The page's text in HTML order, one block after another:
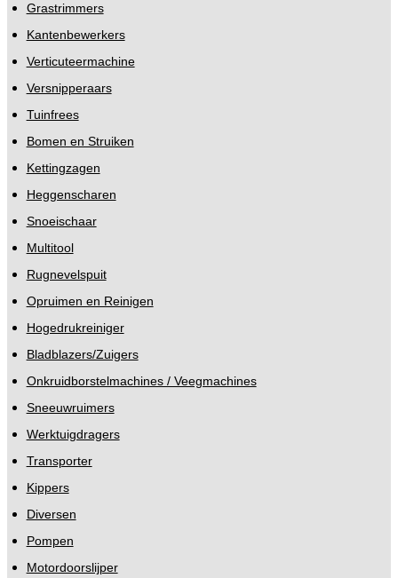
Grastrimmers
Kantenbewerkers
Verticuteermachine
Versnipperaars
Tuinfrees
Bomen en Struiken
Kettingzagen
Heggenscharen
Snoeischaar
Multitool
Rugnevelspuit
Opruimen en Reinigen
Hogedrukreiniger
Bladblazers/Zuigers
Onkruidborstelmachines / Veegmachines
Sneeuwruimers
Werktuigdragers
Transporter
Kippers
Diversen
Pompen
Motordoorslijper